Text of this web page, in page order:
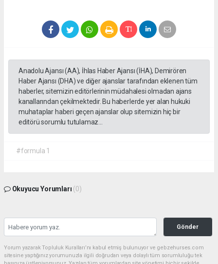
Anadolu Ajansı (AA), İhlas Haber Ajansı (İHA), Demirören
Haber Ajansı (DHA) ve diğer ajanslar tarafından eklenen tüm
haberler, sitemizin editörlerinin müdahalesi olmadan ajans
kanallarından çekilmektedir. Bu haberlerde yer alan hukuki
muhataplar haberi geçen ajanslar olup sitemizin hiç bir
editörü sorumlu tutulamaz...
#formula 1
Okuyucu Yorumları (0)
Gönder
Yorum yazarak Topluluk Kuralları’nı kabul etmiş bulunuyor ve gebzehurses.com
sitesine yaptığınız yorumunuzla ilgili doğrudan veya dolaylı tüm sorumluluğu tek